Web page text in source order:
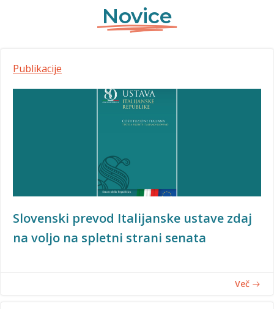
Novice
Publikacije
Slovenski prevod Italijanske ustave zdaj
na voljo na spletni strani senata
Več